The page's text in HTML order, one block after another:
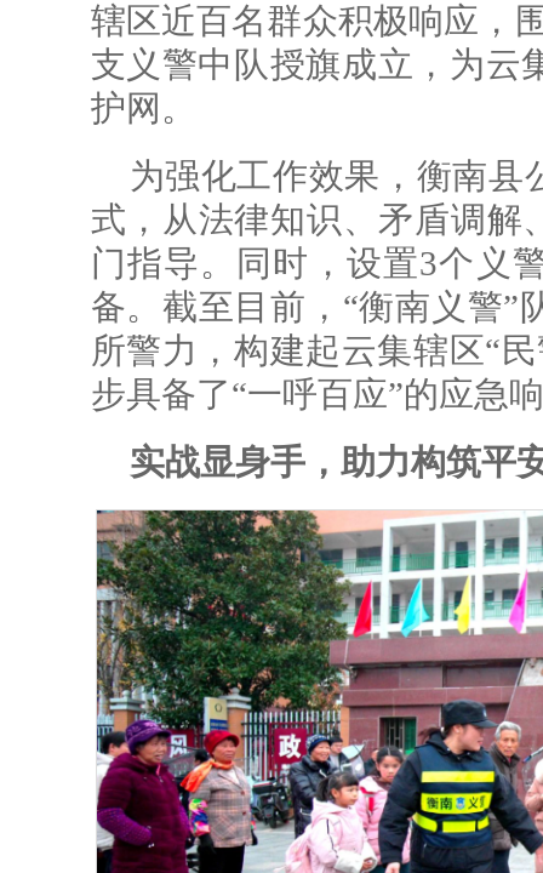
辖区近百名群众积极响应，
支义警中队授旗成立，为云
护网。
为强化工作效果，衡南县
式，从法律知识、矛盾调解
门指导。同时，设置3个义
备。截至目前，“衡南义警”
所警力，构建起云集辖区“
步具备了“一呼百应”的应急
实战显身手，助力构筑平